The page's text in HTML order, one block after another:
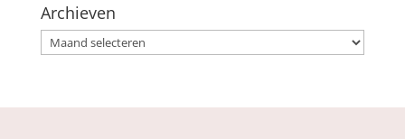
Archieven
Archieven